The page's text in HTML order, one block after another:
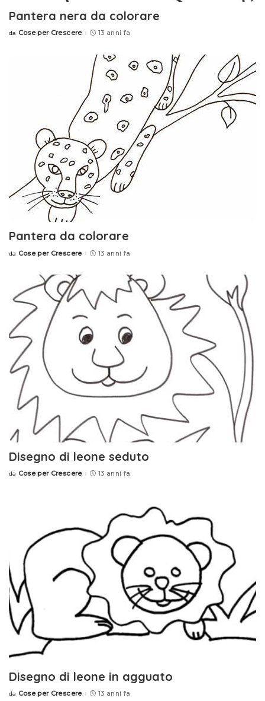
Pantera nera da colorare
Posted
da Cose per Crescere 13 anni fa
Pantera da colorare
Posted
da Cose per Crescere 13 anni fa
Disegno di leone seduto
Posted
da Cose per Crescere 13 anni fa
Disegno di leone in agguato
Posted
da Cose per Crescere 13 anni fa